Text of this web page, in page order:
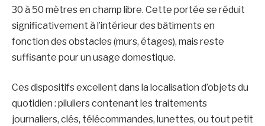
30 à 50 mètres en champ libre. Cette portée se réduit
significativement à l’intérieur des bâtiments en
fonction des obstacles (murs, étages), mais reste
suffisante pour un usage domestique.
Ces dispositifs excellent dans la localisation d’objets du
quotidien : piluliers contenant les traitements
journaliers, clés, télécommandes, lunettes, ou tout petit